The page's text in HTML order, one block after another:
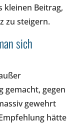
kleinen Beitrag,
zu steigern.
sich
gemacht, gegen
gewehrt
hätte